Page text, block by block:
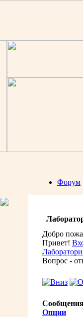
Форум
Добро
Привет!
Вопрос -
Опции